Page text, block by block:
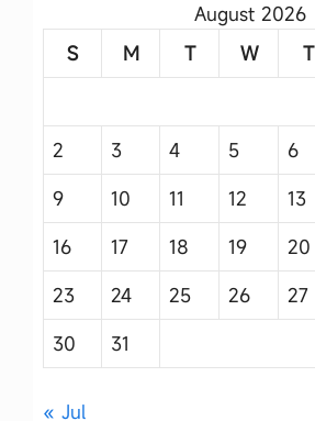
August 2026
S
M T W T
2
3 4 5 6
9
10 11 12 13
16
17 18 19 20
23
24 25 26 27
30
31
« Jul